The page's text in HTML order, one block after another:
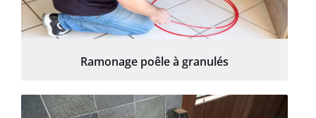
Ramonage poêle à granulés